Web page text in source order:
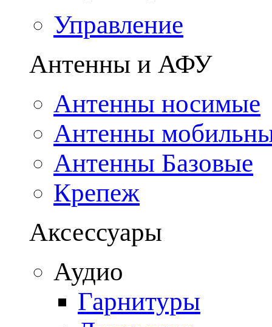
Управление
Антенны и АФУ
Антенны носимые
Антенны
Антенны Базовые
Крепеж
Аксессуары
Аудио
Гарнитуры